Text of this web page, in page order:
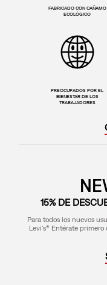
FABRICADO CON CAÑAMO
ECOLÓGICO
PREOCUPADOS POR EL
BIENESTAR DE LOS
TRABAJADORES
15% DE
Para todos los nuevos
Levi's® Entérate primero